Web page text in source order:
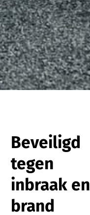
Beveiligd
tegen
inbraak en
brand